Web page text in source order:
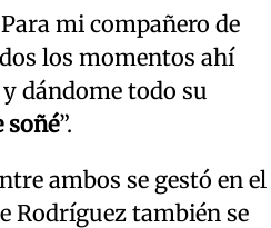
mi compañero de
los momentos ahí
dándome todo su
soñé”.
ambos se gestó en el
Rodríguez también se